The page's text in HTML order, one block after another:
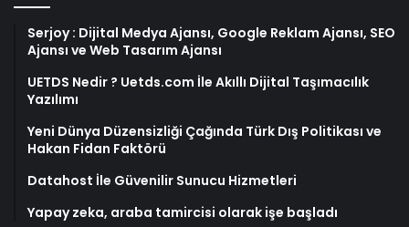
Serjoy : Dijital Medya Ajansı, Google Reklam Ajansı, SEO
Ajansı ve Web Tasarım Ajansı
UETDS Nedir ? Uetds.com İle Akıllı Dijital Taşımacılık
Yazılımı
Yeni Dünya Düzensizliği Çağında Türk Dış Politikası ve
Hakan Fidan Faktörü
Datahost İle Güvenilir Sunucu Hizmetleri
Yapay zeka, araba tamircisi olarak işe başladı